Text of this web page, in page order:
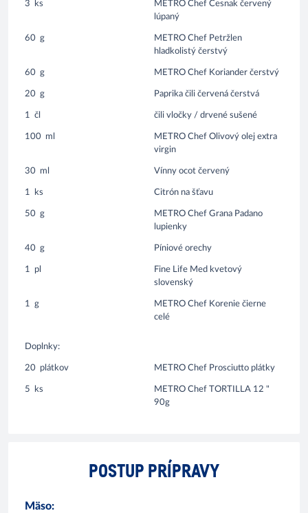
3 ks
METRO Chef Cesnak červený
lúpaný
60 g
METRO Chef Petržlen
hladkolistý čerstvý
60 g METRO Chef Koriander čerstvý
20 g Paprika čili červená čerstvá
1 čl čili vločky / drvené sušené
100 ml
METRO Chef Olivový olej extra
virgin
30 ml Vínny ocot červený
1 ks Citrón na šťavu
50 g
METRO Chef Grana Padano
lupienky
40 g Píniové orechy
1 pl
Fine Life Med kvetový
slovenský
1 g
METRO Chef Korenie čierne
celé
Doplnky:
20 plátkov METRO Chef Prosciutto plátky
5 ks
METRO Chef TORTILLA 12 "
90g
POSTUP PRÍPRAVY
Mäso: